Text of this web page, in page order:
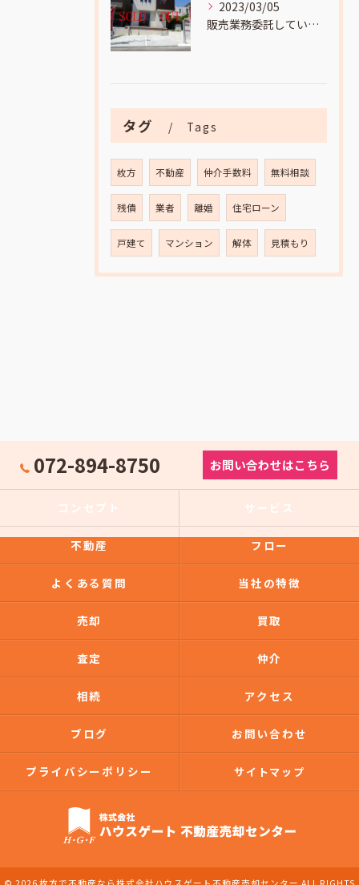
2023/03/05
販売業務委託していました
タグ Tags
枚方 不動産 仲介手数料 無料相談
残債 業者 離婚 住宅ローン
戸建て マンション 解体 見積もり
072-894-8750 お問い合わせはこちら
コンセプト サービス
不動産 フロー
よくある質問 当社の特徴
売却 買取
査定 仲介
相続 アクセス
ブログ お問い合わせ
プライバシーポリシー サイトマップ